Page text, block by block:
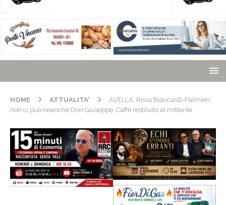
HOME ATTUALITA'
AVELLA. Rissa Biancardi-Palmieri,
non ci può neanche Don Giuseppe. Caffè restituito al mittente